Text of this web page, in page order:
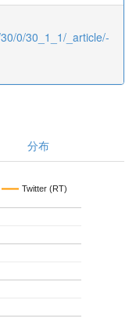
0/30_1_1/_article/-
分布
Twitter (RT)